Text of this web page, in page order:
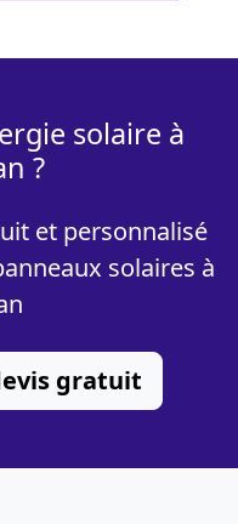
solaire à
?
et personnalisé
solaires à
gratuit